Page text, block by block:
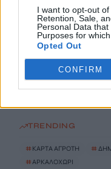
I want to opt-out of
Retention, Sale,
Personal Data
Purposes for
Opted Out
CONFIRM
6 Αυγούστου, 2026
ΟΠΕΚΑ: Νέα πληρωμή
πολύτεκνες οικογένειες
6 Αυγούστου, 2026
TRENDING
# ΚΑΡΤΑ ΑΓΡΟΤΗ #
#ΑΡΚΑΛΟΧΩΡΙ